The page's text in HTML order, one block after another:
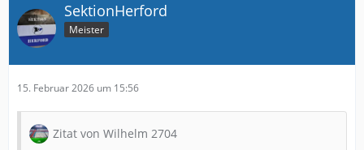
SektionHerford
Meister
15. Februar 2026 um 15:56
Zitat von Wilhelm 2704